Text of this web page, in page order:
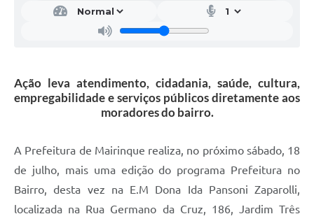
Ação leva atendimento, cidadania, saúde, cultura,
empregabilidade e serviços públicos diretamente aos
moradores do bairro.
A Prefeitura de Mairinque realiza, no próximo sábado, 18
de julho, mais uma edição do programa Prefeitura no
Bairro, desta vez na E.M Dona Ida Pansoni Zaparolli,
localizada na Rua Germano da Cruz, 186, Jardim Três